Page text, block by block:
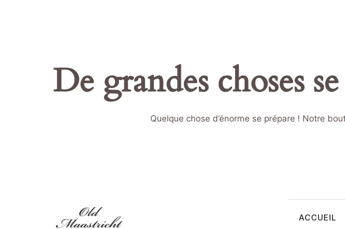
De grandes choses
Quelque chose d’énorme se prépare ! Notre
ACCUEIL